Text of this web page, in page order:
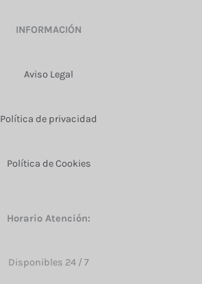
INFORMACIÓN
Aviso Legal
Política de privacidad
Política de Cookies
Horario Atención:
Disponibles 24 / 7